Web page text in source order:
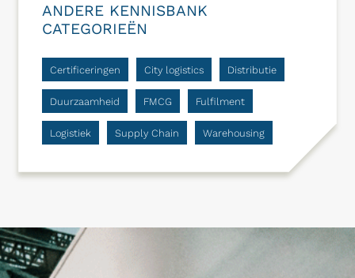
ANDERE KENNISBANK
CATEGORIEËN
Certificeringen City logistics Distributie
Duurzaamheid FMCG Fulfilment
Logistiek Supply Chain Warehousing